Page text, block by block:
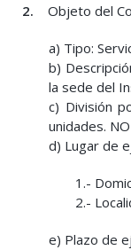
2. Objeto del
a) Tipo:
b)
la sede del
c) División
unidades. NO
d) Lugar de
1.-
2.-
e) Plazo de